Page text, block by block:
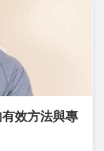
效方法與專